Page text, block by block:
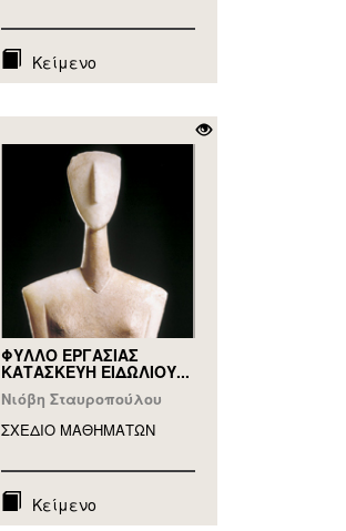
Κείμενο
ΦΥΛΛΟ ΕΡΓΑΣΙΑΣ
ΚΑΤΑΣΚΕΥΗ ΕΙΔΩΛΙΟΥ...
Νιόβη Σταυροπούλου
ΣΧΕΔΙΟ ΜΑΘΗΜAΤΩΝ
Κείμενο